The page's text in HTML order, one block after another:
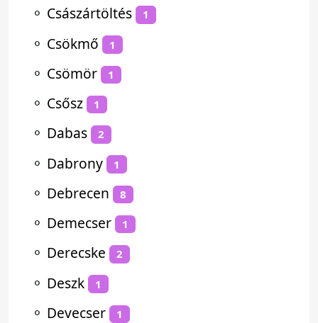
⚬ Császártöltés 1
⚬ Csökmő 1
⚬ Csömör 1
⚬ Csősz 1
⚬ Dabas 2
⚬ Dabrony 1
⚬ Debrecen 8
⚬ Demecser 1
⚬ Derecske 2
⚬ Deszk 1
⚬ Devecser 1